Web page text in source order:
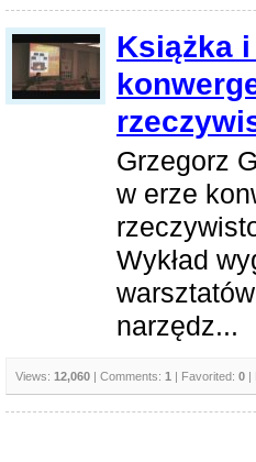
Książka
Grzegorz
w erze
Wykład
narzędz...
Views: 12,060 | Comments: 1 | Favorited: 0 |